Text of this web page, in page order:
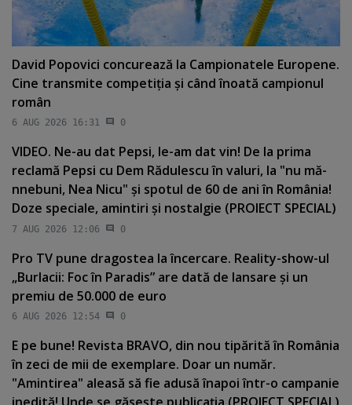
David Popovici concurează la Campionatele Europene.
Cine transmite competiţia şi când înoată campionul
român
6 AUG 2026 16:31 0
VIDEO. Ne-au dat Pepsi, le-am dat vin! De la prima
reclamă Pepsi cu Dem Rădulescu în valuri, la "nu mă-
nnebuni, Nea Nicu" şi spotul de 60 de ani în România!
Doze speciale, amintiri şi nostalgie (PROIECT SPECIAL)
7 AUG 2026 12:06 0
Pro TV pune dragostea la încercare. Reality-show-ul
„Burlacii: Foc în Paradis” are dată de lansare şi un
premiu de 50.000 de euro
6 AUG 2026 12:54 0
E pe bune! Revista BRAVO, din nou tipărită în România
în zeci de mii de exemplare. Doar un număr.
"Amintirea" aleasă să fie adusă înapoi într-o campanie